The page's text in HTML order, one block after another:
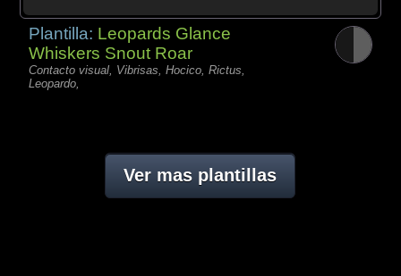
Plantilla: Leopards Glance
Whiskers Snout Roar
Contacto visual, Vibrisas, Hocico, Rictus,
Leopardo,
Ver mas plantillas